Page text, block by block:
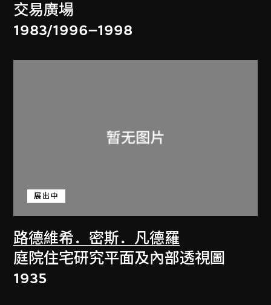
交易廣場
1983/1996–1998
路德維希．密斯．凡德羅
展出中
庭院住宅研究平面及內部透視圖
1935